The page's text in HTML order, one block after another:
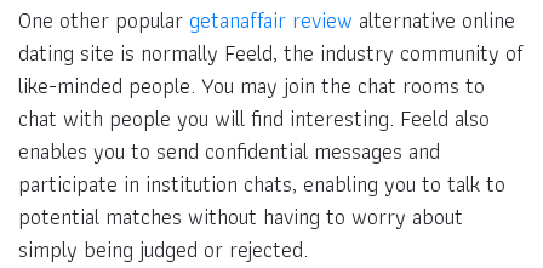
One other populargetanaffair review alternative online
dating site is normally Feeld, the industry community of
like-minded people. You may join the chat rooms to
chat with people you will find interesting. Feeld also
enables you to send confidential messages and
participate in institution chats, enabling you to talk to
potential matches without having to worry about
simply being judged or rejected.